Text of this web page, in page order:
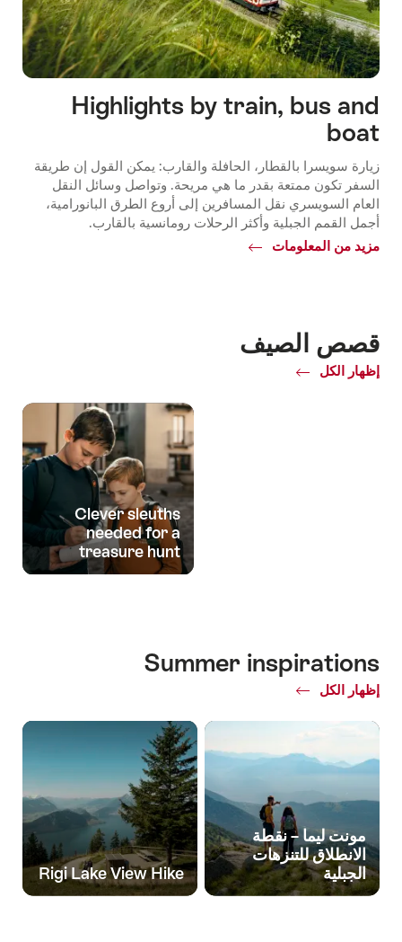
Highlights by train, bus and
boat
زيارة سويسرا بالقطار، الحافلة والقارب: يمكن القول إن طريقة
السفر تكون ممتعة بقدر ما هي مريحة. وتواصل وسائل النقل
العام السويسري نقل المسافرين إلى أروع الطرق البانورامية،
أجمل القمم الجبلية وأكثر الرحلات رومانسية بالقارب.
مزيد من المعلوماتCommon.Of
and
قصص الصيف
إظهار الكل
Clever sleuths
needed for a
treasure hunt
Summer inspirations
إظهار الكلCommon.Of
مونت ليما – نقطة
الانطلاق للتنزهات
الجبلية
Rigi Lake View Hike